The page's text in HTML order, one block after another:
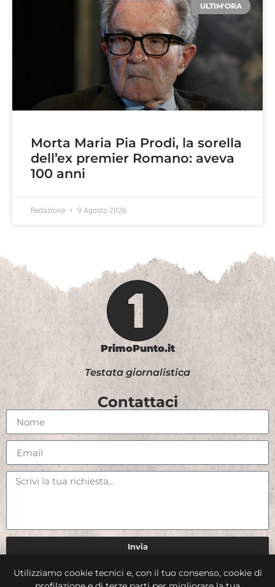
ULTIM'ORA
Morta Maria Pia Prodi, la sorella
dell’ex premier Romano: aveva
100 anni
Redazione 9 Agosto 2026
PrimoPunto.it
Testata giornalistica
Contattaci
Invia
Credits
Utilizziamo cookie tecnici e, con il tuo consenso, cookie di